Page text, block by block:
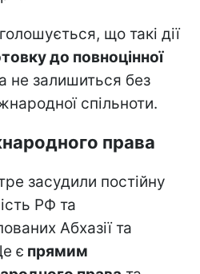
що такі дії
до повноцінної
не залишиться без
спільноти.
права
засудили постійну
РФ та
Абхазії та
є прямим